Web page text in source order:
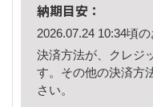
納期目安：
2026.07.24 10:34頃
決済方法が、クレジ
す。その他の決済方
さい。